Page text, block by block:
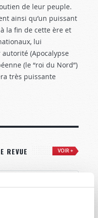
de leur peuple.
ainsi qu’un puissant
la fin de cette ère et
lui
(Apocalypse
(le “roi du Nord”)
très puissante
REVUE VOIR +